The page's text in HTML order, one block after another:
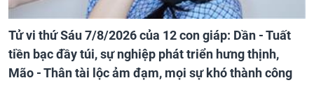
Tử vi thứ Sáu 7/8/2026 của 12 con giáp: Dần - Tuất
tiền bạc đầy túi, sự nghiệp phát triển hưng thịnh,
Mão - Thân tài lộc ảm đạm, mọi sự khó thành công